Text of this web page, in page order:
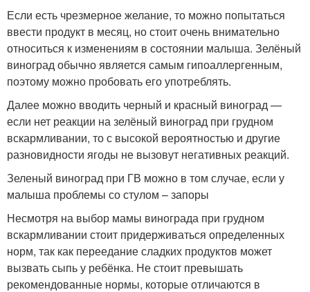
Если есть чрезмерное желание, то можно попытаться
ввести продукт в месяц, но стоит очень внимательно
относиться к изменениям в состоянии малыша. Зелёный
виноград обычно является самым гипоаллергенным,
поэтому можно пробовать его употреблять.
Далее можно вводить черный и красный виноград —
если нет реакции на зелёный виноград при грудном
вскармливании, то с высокой вероятностью и другие
разновидности ягоды не вызовут негативных реакций.
Зеленый виноград при ГВ можно в том случае, если у
малыша проблемы со стулом – запоры
Несмотря на выбор мамы винограда при грудном
вскармливании стоит придерживаться определенных
норм, так как переедание сладких продуктов может
вызвать сыпь у ребёнка. Не стоит превышать
рекомендованные нормы, которые отличаются в